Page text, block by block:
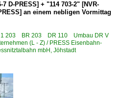
D-PRESS] + "114 703-2" [NVR-
an einem nebligen Vormittag
/ 1 203 BR 203 DR 110 Umbau DR V
(L - Z) / PRESS Eisenbahn-
mbH, Jöhstadt